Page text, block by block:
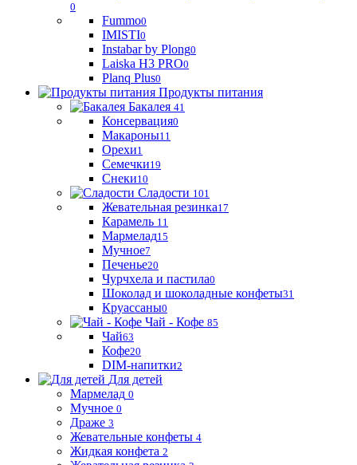
0
Fummo0
IMISTI0
Instabar by Plong0
Laiska H3 PRO0
Planq Plus0
Продукты питания
Бакалея 41
Консервация0
Макароны11
Орехи1
Семечки19
Снеки10
Сладости 101
Жевательная резинка17
Карамель 11
Мармелад15
Мучное7
Печенье20
Чурчхела и пастила0
Шоколад и шоколадные конфеты31
Круассаны0
Чай - Кофе 85
Чай63
Кофе20
DIM-напитки2
Для детей
Мармелад 0
Мучное 0
Драже 3
Жевательные конфеты 4
Жидкая конфета 2